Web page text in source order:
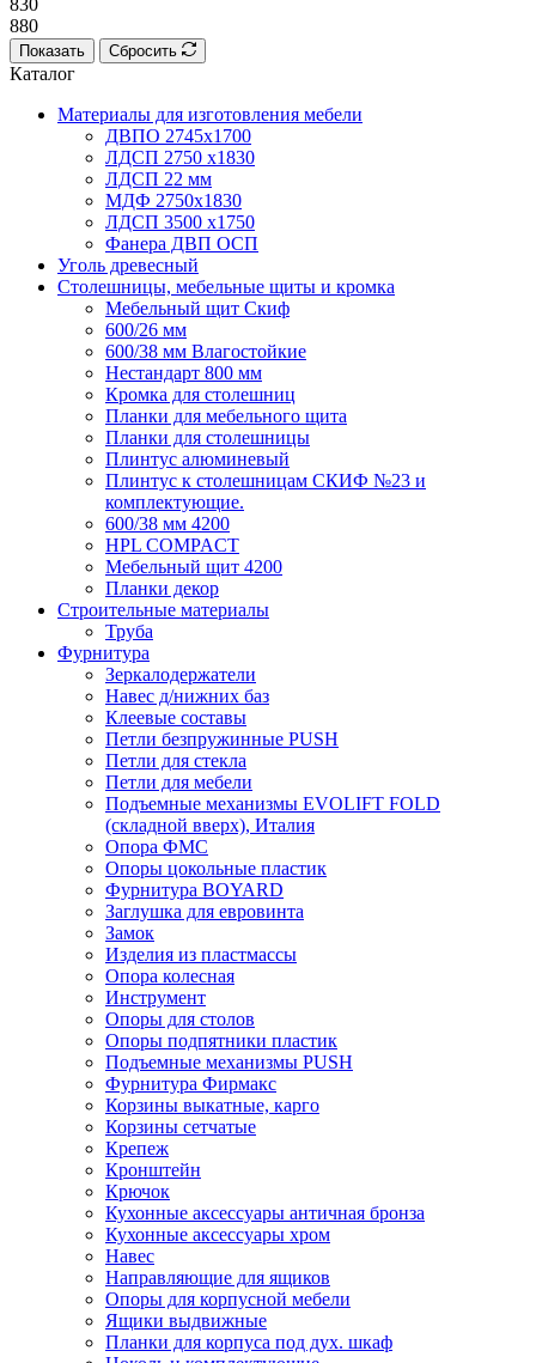
880
Показать Сбросить
Каталог
Материалы для изготовления мебели
ДВПО 2745х1700
ЛДСП 2750 х1830
ЛДСП 22 мм
МДФ 2750х1830
ЛДСП 3500 х1750
Фанера ДВП ОСП
Уголь древесный
Столешницы, мебельные щиты и кромка
Мебельный щит Скиф
600/26 мм
600/38 мм Влагостойкие
Нестандарт 800 мм
Кромка для столешниц
Планки для мебельного щита
Планки для столешницы
Плинтус алюминевый
Плинтус к столешницам СКИФ №23 и
комплектующие.
600/38 мм 4200
HPL COMPACT
Мебельный щит 4200
Планки декор
Строительные материалы
Труба
Фурнитура
Зеркалодержатели
Навес д/нижних баз
Клеевые составы
Петли безпружинные PUSH
Петли для стекла
Петли для мебели
Подъемные механизмы EVOLIFT FOLD
(складной вверх), Италия
Опора ФМС
Опоры цокольные пластик
Фурнитура BOYARD
Заглушка для евровинта
Замок
Изделия из пластмассы
Опора колесная
Инструмент
Опоры для столов
Опоры подпятники пластик
Подъемные механизмы PUSH
Фурнитура Фирмакс
Корзины выкатные, карго
Корзины сетчатые
Крепеж
Кронштейн
Крючок
Кухонные аксессуары античная бронза
Кухонные аксессуары хром
Навес
Направляющие для ящиков
Опоры для корпусной мебели
Ящики выдвижные
Планки для корпуса под дух. шкаф